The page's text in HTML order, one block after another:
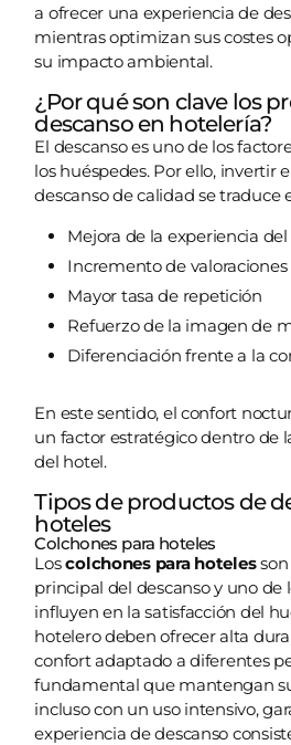
a ofrecer una experiencia de
mientras optimizan sus costes
su impacto ambiental.
¿Por qué son clave los
descanso en hotelería?
El descanso es uno de los
los huéspedes. Por ello, invertir
descanso de calidad se traduce
Mejora de la experiencia
Incremento de valoraciones
Mayor tasa de repetición
Refuerzo de la imagen de
Diferenciación frente a la
En este sentido, el confort
un factor estratégico dentro de
del hotel.
Tipos de productos de
hoteles
Colchones para hoteles
Loscolchones para hotelesson
principal del descanso y uno de
influyen en la satisfacción del
hotelero deben ofrecer alta
confort adaptado a diferentes
fundamental que mantengan
incluso con un uso intensivo,
experiencia de descanso